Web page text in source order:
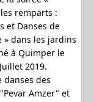
remparts :
et Danses de
» dans les jardins
à Quimper le
2019.
danses des
Amzer" et